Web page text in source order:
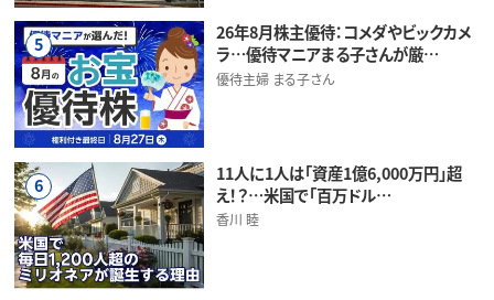
5
26年8月株主優待：コメダやビックカメ
ラ…優待マニアまる子さんが厳…
優待主婦 まる子さん
6
11人に1人は「資産1億6,000万円」超
え！？…米国で「百万ドル…
香川 睦